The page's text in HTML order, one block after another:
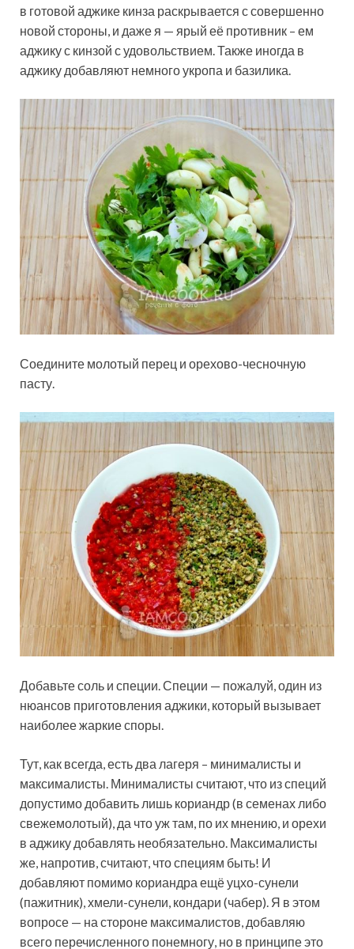
в готовой аджике кинза раскрывается с совершенно
новой стороны, и даже я — ярый её противник – ем
аджику с кинзой с удовольствием. Также иногда в
аджику добавляют немного укропа и базилика.
Соедините молотый перец и орехово-чесночную
пасту.
Добавьте соль и специи. Специи — пожалуй, один из
нюансов приготовления аджики, который вызывает
наиболее жаркие споры.
Тут, как всегда, есть два лагеря – минималисты и
максималисты. Минималисты считают, что из специй
допустимо добавить лишь кориандр (в семенах либо
свежемолотый), да что уж там, по их мнению, и орехи
в аджику добавлять необязательно. Максималисты
же, напротив, считают, что специям быть! И
добавляют помимо кориандра ещё уцхо-сунели
(пажитник), хмели-сунели, кондари (чабер). Я в этом
вопросе — на стороне максималистов, добавляю
всего перечисленного понемногу, но в принципе это